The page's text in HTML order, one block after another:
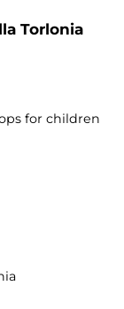
Torlonia
for children